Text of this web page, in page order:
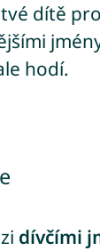
dítě
hodí.
dívčími